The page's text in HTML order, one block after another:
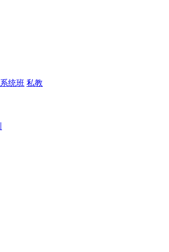
系统班 私教